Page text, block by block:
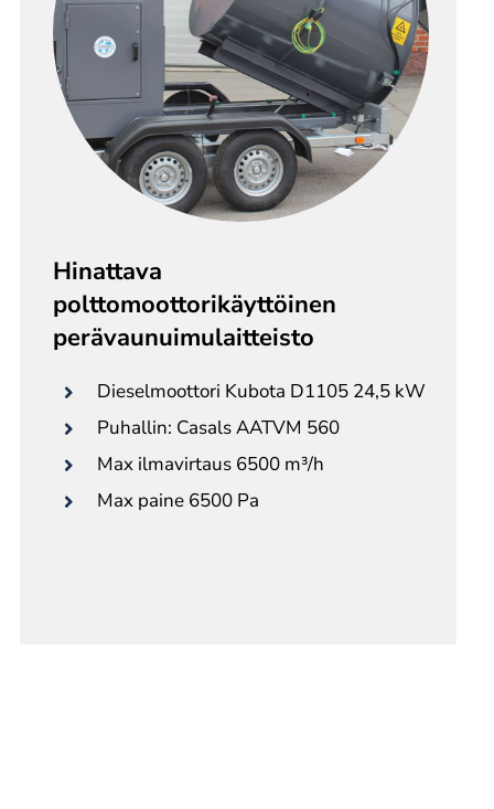
Hinattava
polttomoottorikäyttöinen
perävaunuimulaitteisto
Dieselmoottori Kubota D1105 24,5 kW
Puhallin: Casals AATVM 560
Max ilmavirtaus 6500 m³/h
Max paine 6500 Pa